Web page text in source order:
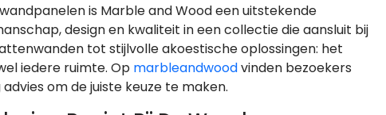
is Marble and Wood een uitstekende
design en kwaliteit in een collectie die aansluit bij
tot stijlvolle akoestische oplossingen: het
iedere ruimte. Op marbleandwoodvinden bezoekers
om de juiste keuze te maken.